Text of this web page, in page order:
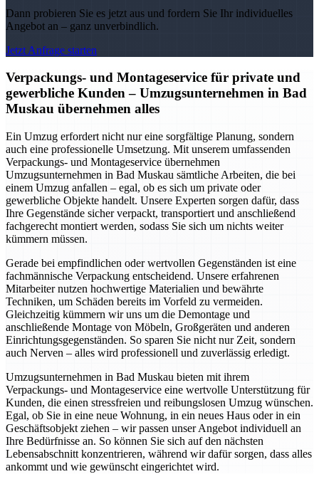
Dann probieren Sie es jetzt aus und fordern Sie Ihr individuelles
Angebot an – ganz unverbindlich.
Jetzt Anfrage starten
Verpackungs- und Montageservice für private und
gewerbliche Kunden – Umzugsunternehmen in Bad
Muskau übernehmen alles
Ein Umzug erfordert nicht nur eine sorgfältige Planung, sondern
auch eine professionelle Umsetzung. Mit unserem umfassenden
Verpackungs- und Montageservice übernehmen
Umzugsunternehmen in Bad Muskau sämtliche Arbeiten, die bei
einem Umzug anfallen – egal, ob es sich um private oder
gewerbliche Objekte handelt. Unsere Experten sorgen dafür, dass
Ihre Gegenstände sicher verpackt, transportiert und anschließend
fachgerecht montiert werden, sodass Sie sich um nichts weiter
kümmern müssen.
Gerade bei empfindlichen oder wertvollen Gegenständen ist eine
fachmännische Verpackung entscheidend. Unsere erfahrenen
Mitarbeiter nutzen hochwertige Materialien und bewährte
Techniken, um Schäden bereits im Vorfeld zu vermeiden.
Gleichzeitig kümmern wir uns um die Demontage und
anschließende Montage von Möbeln, Großgeräten und anderen
Einrichtungsgegenständen. So sparen Sie nicht nur Zeit, sondern
auch Nerven – alles wird professionell und zuverlässig erledigt.
Umzugsunternehmen in Bad Muskau bieten mit ihrem
Verpackungs- und Montageservice eine wertvolle Unterstützung für
Kunden, die einen stressfreien und reibungslosen Umzug wünschen.
Egal, ob Sie in eine neue Wohnung, in ein neues Haus oder in ein
Geschäftsobjekt ziehen – wir passen unser Angebot individuell an
Ihre Bedürfnisse an. So können Sie sich auf den nächsten
Lebensabschnitt konzentrieren, während wir dafür sorgen, dass alles
ankommt und wie gewünscht eingerichtet wird.